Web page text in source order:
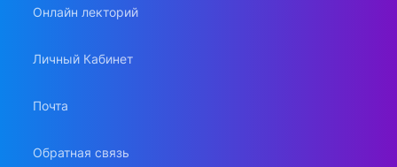
Онлайн лекторий
Личный Кабинет
Почта
Обратная связь